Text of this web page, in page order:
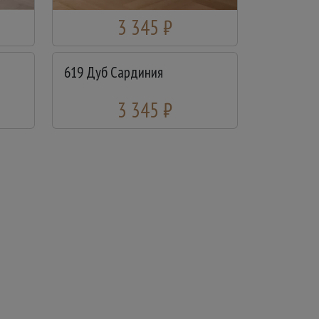
3 345 ₽
619 Дуб Сардиния
3 345 ₽